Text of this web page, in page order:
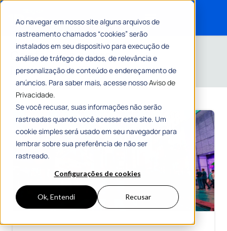
Ao navegar em nosso site alguns arquivos de
rastreamento chamados “cookies” serão
instalados em seu dispositivo para execução de
análise de tráfego de dados, de relevância e
personalização de conteúdo e endereçamento de
anúncios. Para saber mais, acesse nossoAviso de
Privacidade.
Se você recusar, suas informações não serão
rastreadas quando você acessar este site. Um
cookie simples será usado em seu navegador para
lembrar sobre sua preferência de não ser
rastreado.
Configurações de cookies
Ok, Entendi Recusar
Home »Notícias da 1Doc
Conteúdos sobre
Notícias da 1Doc